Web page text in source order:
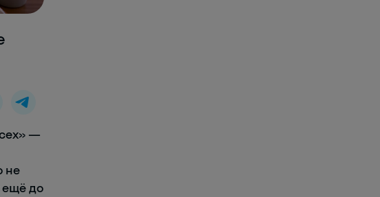
—
не
ещё до